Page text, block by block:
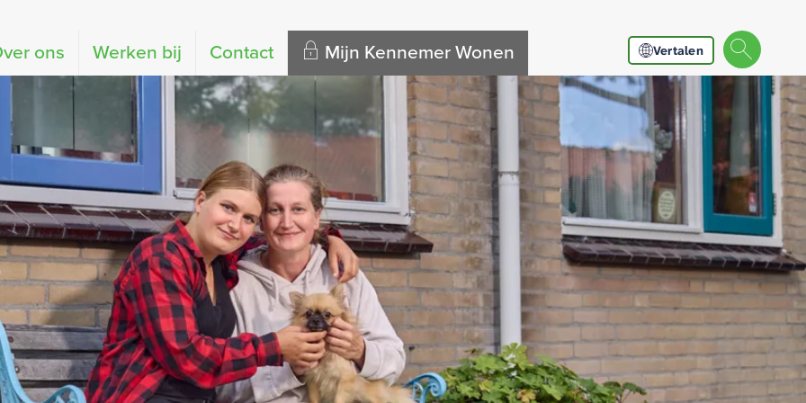
ons Werken bij Contact Mijn Kennemer Wonen Vertalen